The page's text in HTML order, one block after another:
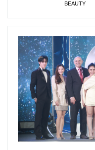
BEAUTY